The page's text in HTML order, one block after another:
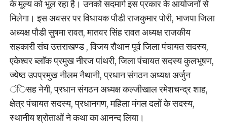
के मूल्य को भूल रहा है। उनको सदमार्ग इस प्रकार के आयोजनों से
मिलेगा। इस अवसर पर विधायक पौडी राजकुमार पोरी, भाजपा जिला
अध्यक्ष पौडी सुषमा रावत, मातवर सिंह रावत अध्यक्ष राजकीय
सहकारी संघ उत्तराखण्ड , विजय रौथान पूर्व जिला पंचायत सदस्य,
एकेश्वर ब्लाॅक प्रमुख नीरज पांथरी, जिला पंचायत सदस्य कुलभूषण,
ज्येष्ठ उपप्रमुख नीलम नैथानी, प्रधान संगठन अध्यक्ष अर्जुन
ंिसह नेगी, प्रधान संगठन अध्यक्ष कल्जीखाल रमेशचन्द्र शाह,
क्षेत्र पंचायत सदस्य, प्रधानगण, महिला मंगल दलों के सदस्य,
स्थानीय श्रोताओं ने कथा का आनन्द लिया।